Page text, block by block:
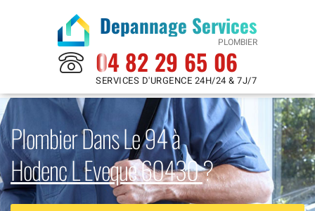
Depannage Services
PLOMBIER
04 82 29 65 06
SERVICES D'URGENCE 24H/24 & 7J/7
Plombier Dans Le 94 à
Hodenc L Eveque 60430?